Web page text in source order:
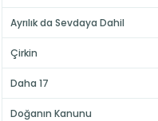
Ayrılık da Sevdaya Dahil
Çirkin
Daha 17
Doğanın Kanunu